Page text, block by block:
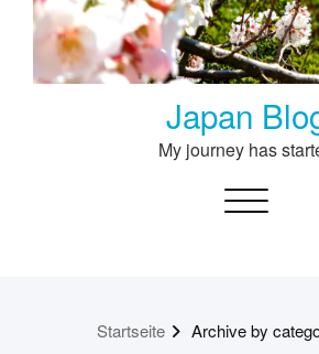
Japan
My journey has
Toggle
Startseite Archive by